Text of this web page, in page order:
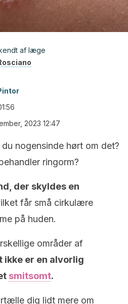
af læge
2023 12:47
nogensinde hørt om det?
ringorm?
der skyldes en
får små cirkulære
på huden.
områder af
ikke er en alvorlig
smitsomt.
dig lidt mere om